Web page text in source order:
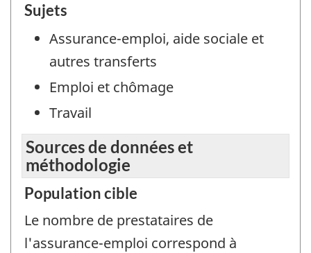
Sujets
Assurance-emploi, aide sociale et
autres transferts
Emploi et chômage
Travail
Sources de données et
méthodologie
Population cible
Le nombre de prestataires de
l'assurance-emploi correspond à